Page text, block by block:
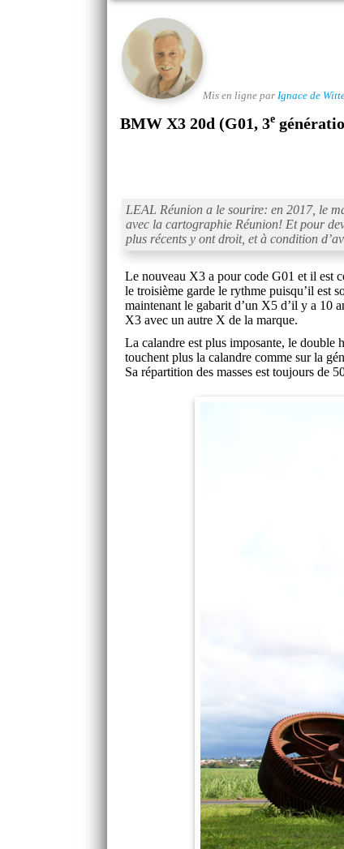
Mis en ligne par Ignace de
BMW X3 20d (G01, 3e
LEAL Réunion a le sourire: en 2017, le
avec la cartographie Réunion! Et pour
plus récents y ont droit, et à condition
Le nouveau X3 a pour code G01 et il est
le troisième garde le rythme puisqu’il est
maintenant le gabarit d’un X5 d’il y a 10
X3 avec un autre X de la marque.
La calandre est plus imposante, le double
touchent plus la calandre comme sur la
Sa répartition des masses est toujours de